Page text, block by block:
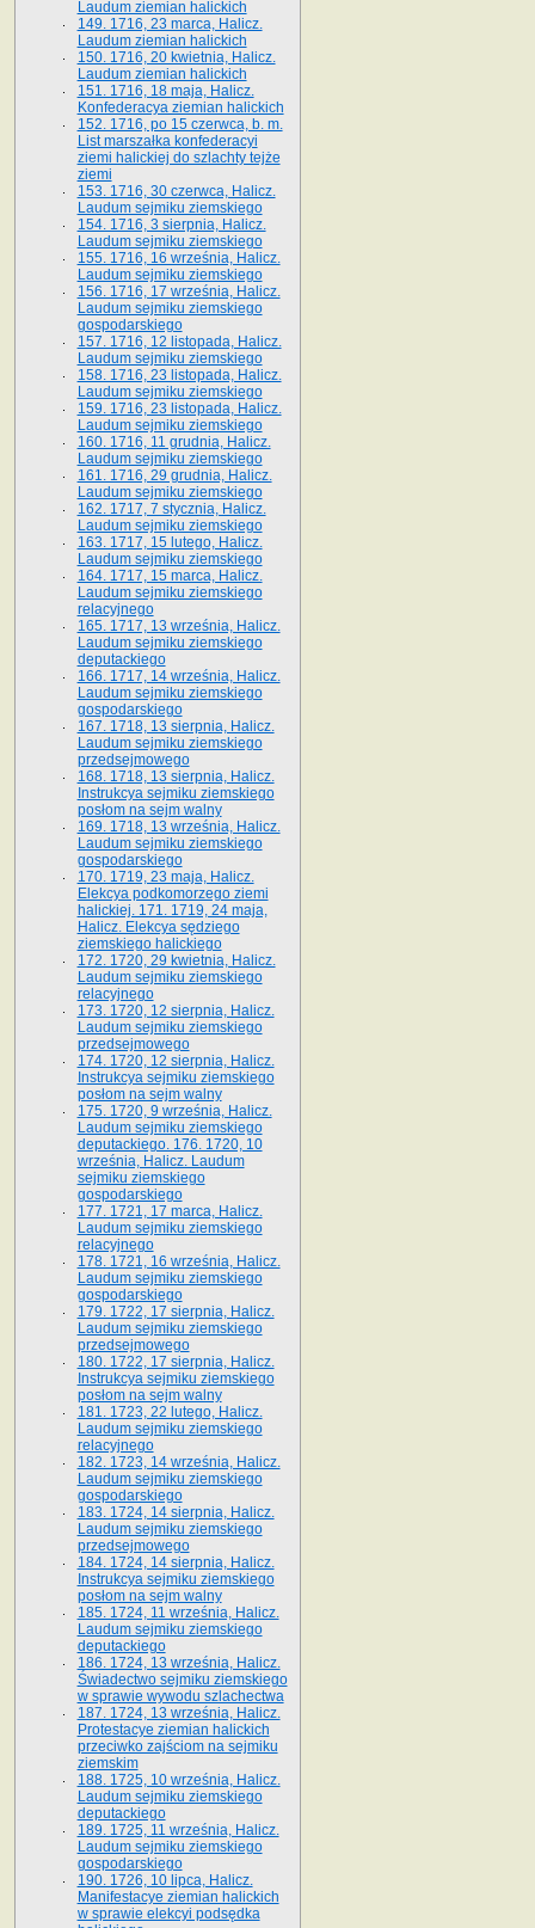
Laudum ziemian halickich
149. 1716, 23 marca, Halicz.
Laudum ziemian halickich
150. 1716, 20 kwietnia, Halicz.
Laudum ziemian halickich
151. 1716, 18 maja, Halicz.
Konfederacya ziemian halickich
152. 1716, po 15 czerwca, b. m.
List marszałka konfederacyi
ziemi halickiej do szlachty tejże
ziemi
153. 1716, 30 czerwca, Halicz.
Laudum sejmiku ziemskiego
154. 1716, 3 sierpnia, Halicz.
Laudum sejmiku ziemskiego
155. 1716, 16 września, Halicz.
Laudum sejmiku ziemskiego
156. 1716, 17 września, Halicz.
Laudum sejmiku ziemskiego
gospodarskiego
157. 1716, 12 listopada, Halicz.
Laudum sejmiku ziemskiego
158. 1716, 23 listopada, Halicz.
Laudum sejmiku ziemskiego
159. 1716, 23 listopada, Halicz.
Laudum sejmiku ziemskiego
160. 1716, 11 grudnia, Halicz.
Laudum sejmiku ziemskiego
161. 1716, 29 grudnia, Halicz.
Laudum sejmiku ziemskiego
162. 1717, 7 stycznia, Halicz.
Laudum sejmiku ziemskiego
163. 1717, 15 lutego, Halicz.
Laudum sejmiku ziemskiego
164. 1717, 15 marca, Halicz.
Laudum sejmiku ziemskiego
relacyjnego
165. 1717, 13 września, Halicz.
Laudum sejmiku ziemskiego
deputackiego
166. 1717, 14 września, Halicz.
Laudum sejmiku ziemskiego
gospodarskiego
167. 1718, 13 sierpnia, Halicz.
Laudum sejmiku ziemskiego
przedsejmowego
168. 1718, 13 sierpnia, Halicz.
Instrukcya sejmiku ziemskiego
posłom na sejm walny
169. 1718, 13 września, Halicz.
Laudum sejmiku ziemskiego
gospodarskiego
170. 1719, 23 maja, Halicz.
Elekcya podkomorzego ziemi
halickiej. 171. 1719, 24 maja,
Halicz. Elekcya sędziego
ziemskiego halickiego
172. 1720, 29 kwietnia, Halicz.
Laudum sejmiku ziemskiego
relacyjnego
173. 1720, 12 sierpnia, Halicz.
Laudum sejmiku ziemskiego
przedsejmowego
174. 1720, 12 sierpnia, Halicz.
Instrukcya sejmiku ziemskiego
posłom na sejm walny
175. 1720, 9 września, Halicz.
Laudum sejmiku ziemskiego
deputackiego. 176. 1720, 10
września, Halicz. Laudum
sejmiku ziemskiego
gospodarskiego
177. 1721, 17 marca, Halicz.
Laudum sejmiku ziemskiego
relacyjnego
178. 1721, 16 września, Halicz.
Laudum sejmiku ziemskiego
gospodarskiego
179. 1722, 17 sierpnia, Halicz.
Laudum sejmiku ziemskiego
przedsejmowego
180. 1722, 17 sierpnia, Halicz.
Instrukcya sejmiku ziemskiego
posłom na sejm walny
181. 1723, 22 lutego, Halicz.
Laudum sejmiku ziemskiego
relacyjnego
182. 1723, 14 września, Halicz.
Laudum sejmiku ziemskiego
gospodarskiego
183. 1724, 14 sierpnia, Halicz.
Laudum sejmiku ziemskiego
przedsejmowego
184. 1724, 14 sierpnia, Halicz.
Instrukcya sejmiku ziemskiego
posłom na sejm walny
185. 1724, 11 września, Halicz.
Laudum sejmiku ziemskiego
deputackiego
186. 1724, 13 września, Halicz.
Świadectwo sejmiku ziemskiego
w sprawie wywodu szlachectwa
187. 1724, 13 września, Halicz.
Protestacye ziemian halickich
przeciwko zajściom na sejmiku
ziemskim
188. 1725, 10 września, Halicz.
Laudum sejmiku ziemskiego
deputackiego
189. 1725, 11 września, Halicz.
Laudum sejmiku ziemskiego
gospodarskiego
190. 1726, 10 lipca, Halicz.
Manifestacye ziemian halickich
w sprawie elekcyi podsędka